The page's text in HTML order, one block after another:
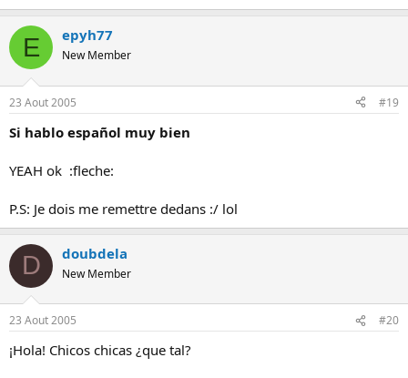
E epyh77
New Member
23 Aout 2005 #19
Si hablo español muy bien
YEAH ok :fleche:
P.S: Je dois me remettre dedans :/ lol
D doubdela
New Member
23 Aout 2005 #20
¡Hola! Chicos chicas ¿que tal?